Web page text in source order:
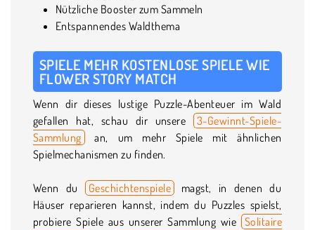
Nützliche Booster zum Sammeln
Entspannendes Waldthema
SPIELE MEHR KOSTENLOSE SPIELE WIE
FLOWER STORY MATCH
Wenn dir dieses lustige Puzzle-Abenteuer im Wald
gefallen hat, schau dir unsere
3-Gewinnt-Spiele-
Sammlung an, um mehr Spiele mit ähnlichen
Spielmechanismen zu finden.
Wenn du Geschichtenspiele magst, in denen du
Häuser reparieren kannst, indem du Puzzles spielst,
probiere Spiele aus unserer Sammlung wie Solitaire